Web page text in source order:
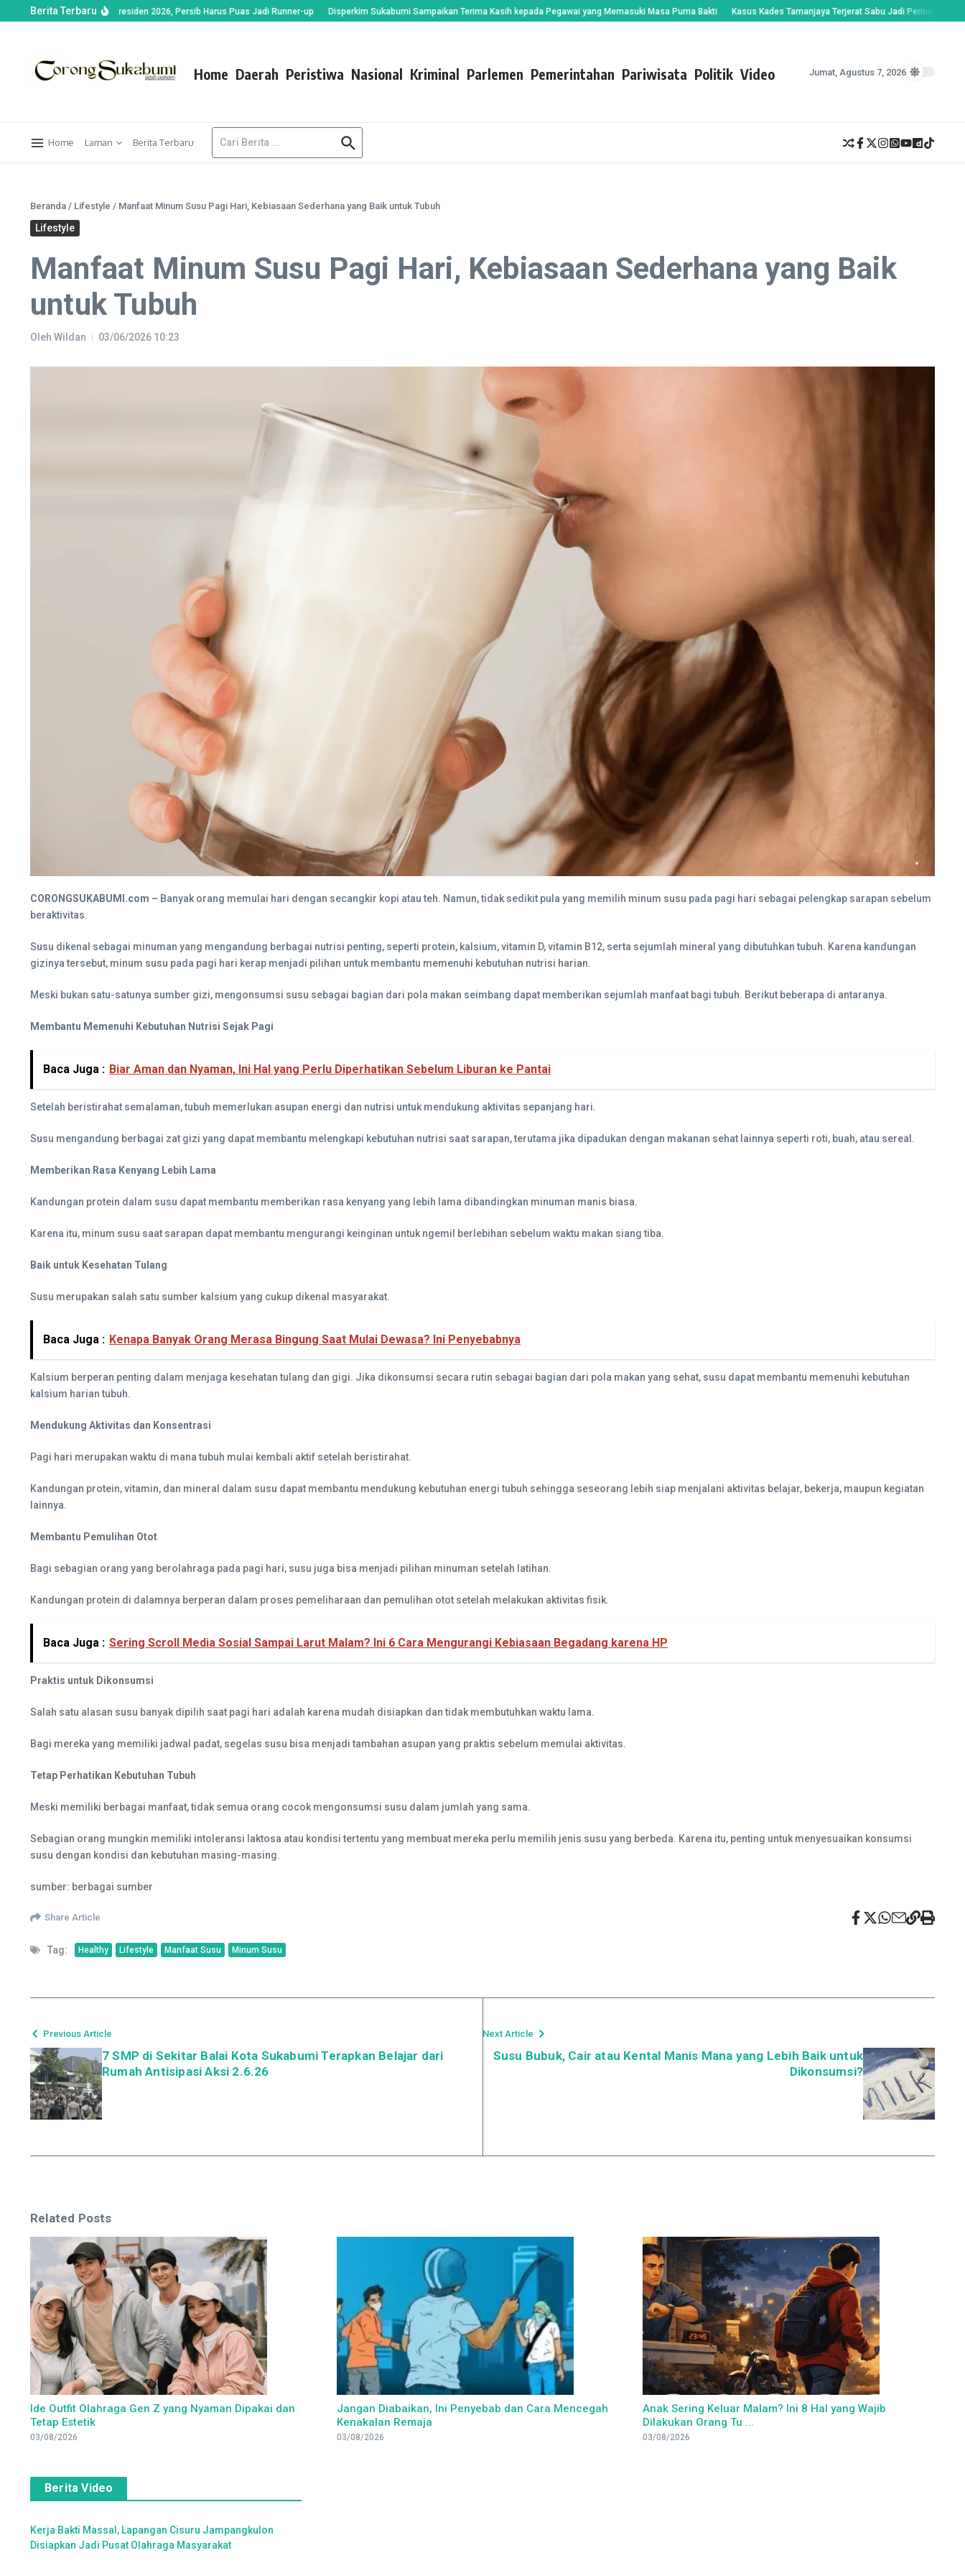
Berita Terbaru
Warnai Final Piala Presiden 2026, Persib Harus Puas Jadi Runner-up Disperkim Sukabumi Sampaikan Terima Kasih kepada Pegawai yang Memasuki Masa Purna Bakti Kasus Kades Tamanjaya Terjerat Sabu Jadi Peringatan, Bupati
Home Daerah Peristiwa Nasional Kriminal Parlemen Pemerintahan Pariwisata Politik Video Jumat, Agustus 7, 2026
Home Laman Berita Terbaru
Beranda / Lifestyle / Manfaat Minum Susu Pagi Hari, Kebiasaan Sederhana yang Baik untuk Tubuh
Lifestyle
Manfaat Minum Susu Pagi Hari, Kebiasaan Sederhana yang Baik
untuk Tubuh
Oleh Wildan 03/06/2026 10:23
CORONGSUKABUMI.com – Banyak orang memulai hari dengan secangkir kopi atau teh. Namun, tidak sedikit pula yang memilih minum susu pada pagi hari sebagai pelengkap sarapan sebelum
beraktivitas.
Susu dikenal sebagai minuman yang mengandung berbagai nutrisi penting, seperti protein, kalsium, vitamin D, vitamin B12, serta sejumlah mineral yang dibutuhkan tubuh. Karena kandungan
gizinya tersebut, minum susu pada pagi hari kerap menjadi pilihan untuk membantu memenuhi kebutuhan nutrisi harian.
Meski bukan satu-satunya sumber gizi, mengonsumsi susu sebagai bagian dari pola makan seimbang dapat memberikan sejumlah manfaat bagi tubuh. Berikut beberapa di antaranya.
Membantu Memenuhi Kebutuhan Nutrisi Sejak Pagi
Baca Juga : Biar Aman dan Nyaman, Ini Hal yang Perlu Diperhatikan Sebelum Liburan ke Pantai
Setelah beristirahat semalaman, tubuh memerlukan asupan energi dan nutrisi untuk mendukung aktivitas sepanjang hari.
Susu mengandung berbagai zat gizi yang dapat membantu melengkapi kebutuhan nutrisi saat sarapan, terutama jika dipadukan dengan makanan sehat lainnya seperti roti, buah, atau sereal.
Memberikan Rasa Kenyang Lebih Lama
Kandungan protein dalam susu dapat membantu memberikan rasa kenyang yang lebih lama dibandingkan minuman manis biasa.
Karena itu, minum susu saat sarapan dapat membantu mengurangi keinginan untuk ngemil berlebihan sebelum waktu makan siang tiba.
Baik untuk Kesehatan Tulang
Susu merupakan salah satu sumber kalsium yang cukup dikenal masyarakat.
Baca Juga : Kenapa Banyak Orang Merasa Bingung Saat Mulai Dewasa? Ini Penyebabnya
Kalsium berperan penting dalam menjaga kesehatan tulang dan gigi. Jika dikonsumsi secara rutin sebagai bagian dari pola makan yang sehat, susu dapat membantu memenuhi kebutuhan
kalsium harian tubuh.
Mendukung Aktivitas dan Konsentrasi
Pagi hari merupakan waktu di mana tubuh mulai kembali aktif setelah beristirahat.
Kandungan protein, vitamin, dan mineral dalam susu dapat membantu mendukung kebutuhan energi tubuh sehingga seseorang lebih siap menjalani aktivitas belajar, bekerja, maupun kegiatan
lainnya.
Membantu Pemulihan Otot
Bagi sebagian orang yang berolahraga pada pagi hari, susu juga bisa menjadi pilihan minuman setelah latihan.
Kandungan protein di dalamnya berperan dalam proses pemeliharaan dan pemulihan otot setelah melakukan aktivitas fisik.
Baca Juga : Sering Scroll Media Sosial Sampai Larut Malam? Ini 6 Cara Mengurangi Kebiasaan Begadang karena HP
Praktis untuk Dikonsumsi
Salah satu alasan susu banyak dipilih saat pagi hari adalah karena mudah disiapkan dan tidak membutuhkan waktu lama.
Bagi mereka yang memiliki jadwal padat, segelas susu bisa menjadi tambahan asupan yang praktis sebelum memulai aktivitas.
Tetap Perhatikan Kebutuhan Tubuh
Meski memiliki berbagai manfaat, tidak semua orang cocok mengonsumsi susu dalam jumlah yang sama.
Sebagian orang mungkin memiliki intoleransi laktosa atau kondisi tertentu yang membuat mereka perlu memilih jenis susu yang berbeda. Karena itu, penting untuk menyesuaikan konsumsi
susu dengan kondisi dan kebutuhan masing-masing.
sumber: berbagai sumber
Share Article
Tag: Healthy Lifestyle Manfaat Susu Minum Susu
Previous Article
7 SMP di Sekitar Balai Kota Sukabumi Terapkan Belajar dari
Rumah Antisipasi Aksi 2.6.26
Next Article
Susu Bubuk, Cair atau Kental Manis Mana yang Lebih Baik untuk
Dikonsumsi?
Related Posts
Ide Outfit Olahraga Gen Z yang Nyaman Dipakai dan
Tetap Estetik
03/08/2026
Jangan Diabaikan, Ini Penyebab dan Cara Mencegah
Kenakalan Remaja
03/08/2026
Anak Sering Keluar Malam? Ini 8 Hal yang Wajib
Dilakukan Orang Tu ...
03/08/2026
Berita Video
Kerja Bakti Massal, Lapangan Cisuru Jampangkulon
Disiapkan Jadi Pusat Olahraga Masyarakat